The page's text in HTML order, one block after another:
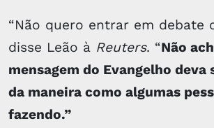
“Não quero entrar em debate
disse Leão à Reuters. “Não
mensagem do Evangelho deva
da maneira como algumas
fazendo.”